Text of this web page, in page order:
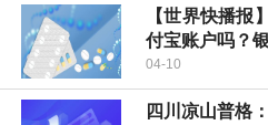
【世界快播报
付宝账户吗？
04-10
四川凉山普格